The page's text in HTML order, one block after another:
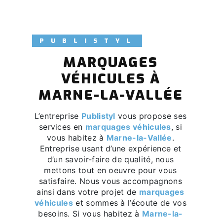
PUBLISTYL
MARQUAGES
VÉHICULES À
MARNE-LA-VALLÉE
L’entreprise Publistyl vous propose ses
services en marquages véhicules, si
vous habitez à Marne-la-Vallée.
Entreprise usant d’une expérience et
d’un savoir-faire de qualité, nous
mettons tout en oeuvre pour vous
satisfaire. Nous vous accompagnons
ainsi dans votre projet de marquages
véhiculeset sommes à l’écoute de vos
besoins. Si vous habitez à Marne-la-